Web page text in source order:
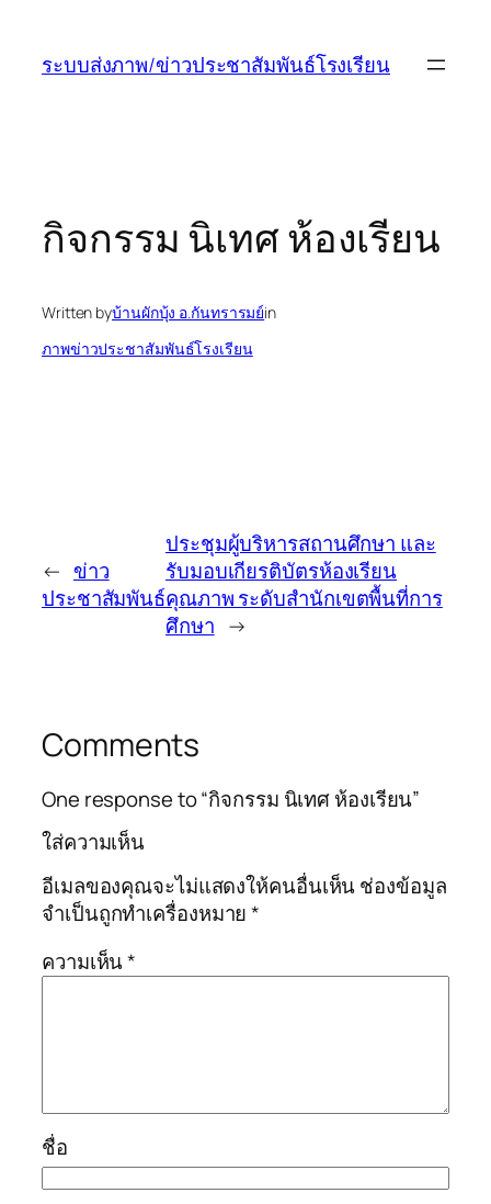
ระบบส่งภาพ/ข่าวประชาสัมพันธ์โรงเรียน
กิจกรรม นิเทศ ห้องเรียน
Written byบ้านผักบุ้ง อ.กันทรารมย์in
ภาพข่าวประชาสัมพันธ์โรงเรียน
← ข่าว
ประชาสัมพันธ์
ประชุมผู้บริหารสถานศึกษา และ
รับมอบเกียรติบัตรห้องเรียน
คุณภาพ ระดับสำนักเขตพื้นที่การ
ศึกษา →
Comments
One response to “กิจกรรม นิเทศ ห้องเรียน”
ใส่ความเห็น
อีเมลของคุณจะไม่แสดงให้คนอื่นเห็นช่องข้อมูล
จำเป็นถูกทำเครื่องหมาย*
ความเห็น*
ชื่อ